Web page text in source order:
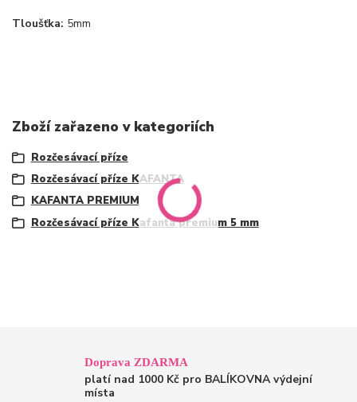
Tloušťka: 5mm
Zboží zařazeno v kategoriích
Rozčesávací příze
Rozčesávací příze KAFANTA
KAFANTA PREMIUM
Rozčesávací příze Kafanta premium 5 mm
Doprava ZDARMA
platí nad 1000 Kč pro BALÍKOVNA výdejní
místa